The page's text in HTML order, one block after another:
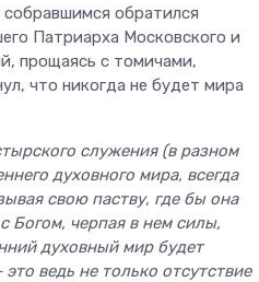
обратился
Патриарха Московского и
прощаясь с томичами,
что никогда не будет мира
служения (в разном
духовного мира, всегда
свою паству, где бы она
Богом, черпая в нем силы,
духовный мир будет
ведь не только отсутствие